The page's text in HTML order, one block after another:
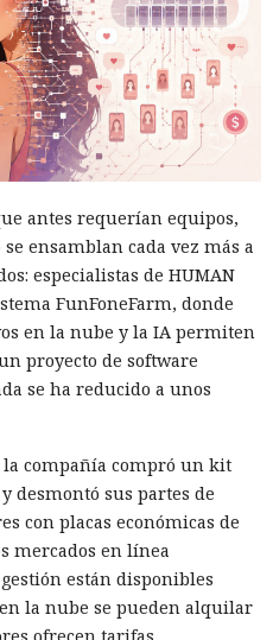
antes requerían equipos,
ensamblan cada vez más a
especialistas de HUMAN
FunFoneFarm, donde
en la nube y la IA permiten
proyecto de software
se ha reducido a unos
compañía compró un kit
desmontó sus partes de
con placas económicas de
mercados en línea
están disponibles
la nube se pueden alquilar